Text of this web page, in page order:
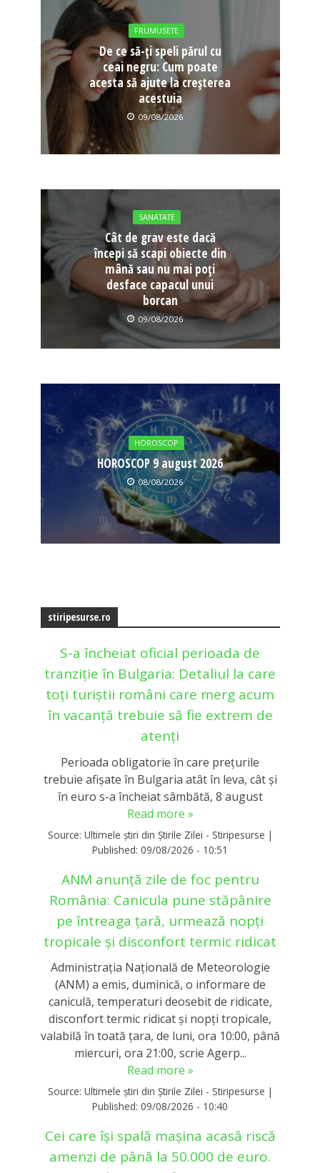
FRUMUSETE
De ce să-ți speli părul cu
ceai negru: Cum poate
acesta să ajute la creșterea
acestuia
09/08/2026
SANATATE
Cât de grav este dacă
începi să scapi obiecte din
mână sau nu mai poți
desface capacul unui
borcan
09/08/2026
HOROSCOP
HOROSCOP 9 august 2026
08/08/2026
stiripesurse.ro
S-a încheiat oficial perioada de
tranziție în Bulgaria: Detaliul la care
toți turiștii români care merg acum
în vacanță trebuie să fie extrem de
atenți
Perioada obligatorie în care preţurile
trebuie afişate în Bulgaria atât în leva, cât şi
în euro s-a încheiat sâmbătă, 8 august
Read more »
Source: Ultimele știri din Știrile Zilei - Stiripesurse |
Published: 09/08/2026 - 10:51
ANM anunță zile de foc pentru
România: Canicula pune stăpânire
pe întreaga țară, urmează nopți
tropicale și disconfort termic ridicat
Administraţia Naţională de Meteorologie
(ANM) a emis, duminică, o informare de
caniculă, temperaturi deosebit de ridicate,
disconfort termic ridicat şi nopţi tropicale,
valabilă în toată ţara, de luni, ora 10:00, până
miercuri, ora 21:00, scrie Agerp...
Read more »
Source: Ultimele știri din Știrile Zilei - Stiripesurse |
Published: 09/08/2026 - 10:40
Cei care își spală mașina acasă riscă
amenzi de până la 50.000 de euro.